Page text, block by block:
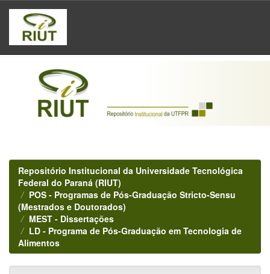
Skip
navigation
Repositório Institucional da Universidade Tecnológica
Federal do Paraná (RIUT)
POS - Programas de Pós-Graduação Stricto-Sensu
(Mestrados e Doutorados)
MEST - Dissertações
LD - Programa de Pós-Graduação em Tecnologia de
Alimentos